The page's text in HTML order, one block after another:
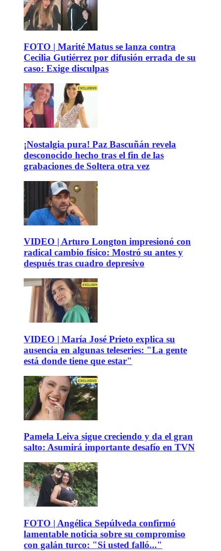
FOTO | Marité Matus se lanza contra
Cecilia Gutiérrez por difusión errada de su
caso: Exige disculpas
¡Nostalgia pura! Paz Bascuñán revela
desconocido hecho tras el fin de las
grabaciones de Soltera otra vez
VIDEO | Arturo Longton impresionó con
radical cambio físico: Mostró su antes y
después tras cuadro depresivo
VIDEO | María José Prieto explica su
ausencia en algunas teleseries: "La gente
está donde tiene que estar"
Pamela Leiva sigue creciendo y da el gran
salto: Asumirá importante desafío en TVN
FOTO | Angélica Sepúlveda confirmó
lamentable noticia sobre su compromiso
con galán turco: "Si usted falló..."